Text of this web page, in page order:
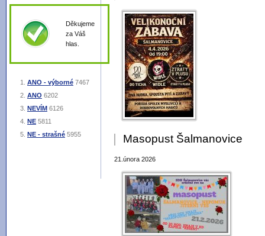
Děkujeme
za Váš
hlas.
ANO - výborné 7467
ANO 6202
NEVÍM 6126
NE 5811
NE - strašné 5955 Masopust Šalmanovice
21.února 2026